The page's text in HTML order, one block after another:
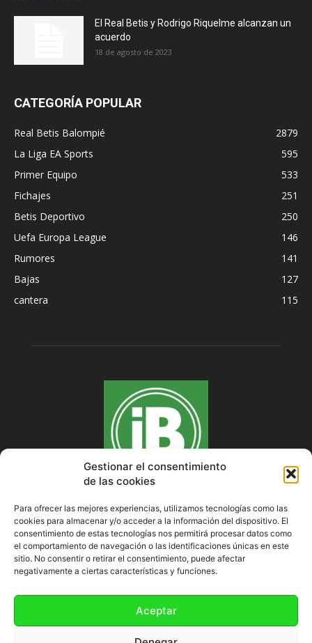
Gestionar el consentimiento
de las cookies
Para ofrecer las mejores experiencias, utilizamos tecnologías como las
cookies para almacenar y/o acceder a la información del dispositivo. El
consentimiento de estas tecnologías nos permitirá procesar datos como
el comportamiento de navegación o las identificaciones únicas en este
sitio. No consentir o retirar el consentimiento, puede afectar
negativamente a ciertas características y funciones.
Aceptar
El Real Betis y Rodrigo Riquelme alcanzan un
acuerdo
18 de agosto de 2023
CATEGORÍA POPULAR
Real Betis Balompié
2879
La Liga EA Sports
595
Primer Equipo
533
Fichajes
251
Betis Deportivo
250
Uefa Europa League
146
Rumores
141
Bajas
127
cantera
115
SOBRE NOSOTROS